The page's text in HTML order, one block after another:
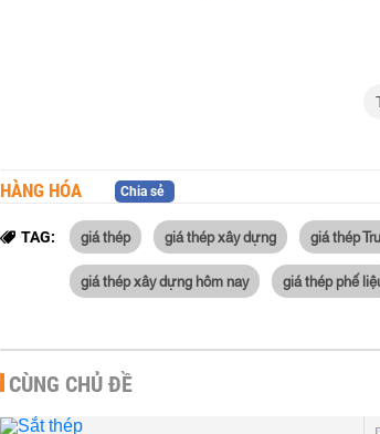
HÀNG HÓA Chia sẻ
TAG: giá thép giá thép xây dựng giá thép
giá thép xây dựng hôm nay giá thép phế
CÙNG CHỦ ĐỀ